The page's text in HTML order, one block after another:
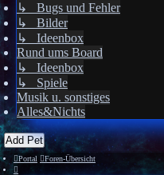
↳ Bugs und Fehler
↳ Bilder
↳ Ideenbox
Rund ums Board
↳ Ideenbox
↳ Spiele
Musik u. sonstiges
Alles&Nichts
Add Pet
Portal Foren-Übersicht